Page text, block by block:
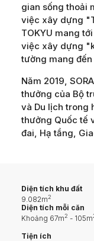
gian sống thoải
việc xây dựng
TOKYU mang
việc xây dựng
tường mang
Năm 2019,
thưởng của Bộ
và Du lịch trong
thưởng Quốc tế
đai, Hạ tầng,
Diện tích khu đất
9.082m2
Diện tích mỗi căn
Khoảng 67m2 - 105m
Tiện ích